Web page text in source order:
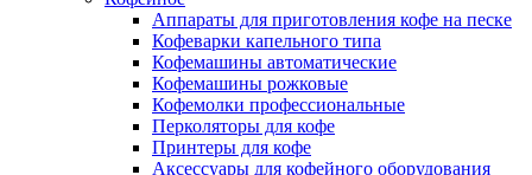
Аппараты для приготовления кофе на песке
Кофеварки капельного типа
Кофемашины автоматические
Кофемашины рожковые
Кофемолки профессиональные
Перколяторы для кофе
Принтеры для кофе
Аксессуары для кофейного оборудования